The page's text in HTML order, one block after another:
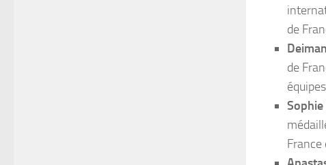
de
de
France